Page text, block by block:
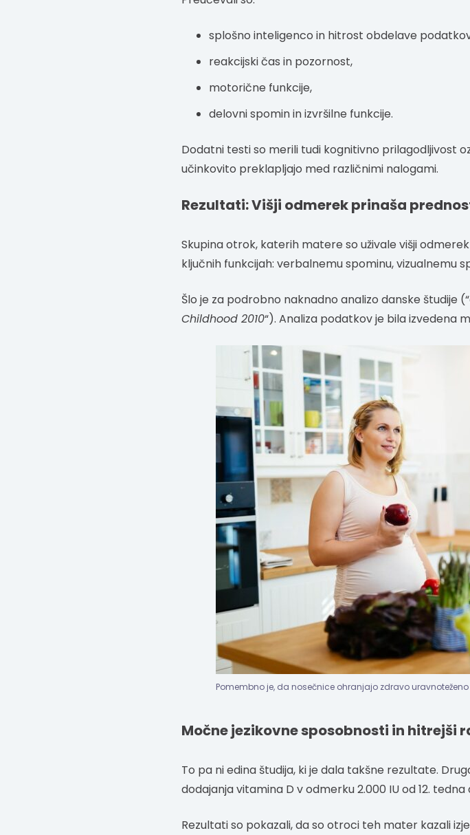
splošno inteligenco in hitrost obdelave
reakcijski čas in pozornost,
motorične funkcije,
delovni spomin in izvršilne funkcije.
Dodatni testi so merili tudi kognitivno prilagodljivost
učinkovito preklapljajo med različnimi nalogami.
Rezultati: Višji odmerek prinaša
Skupina otrok, katerih matere so uživale višji
ključnih funkcijah: verbalnemu spominu, vizualnemu
Šlo je za podrobno naknadno analizo danske študije (“
Childhood 2010“). Analiza podatkov je bila izvedena
Pomembno je, da nosečnice ohranjajo zdravo
Močne jezikovne sposobnosti in hitrejši
To pa ni edina študija, ki je dala takšne rezultate.
dodajanja vitamina D v odmerku 2.000 IU od 12.
Rezultati so pokazali, da so otroci teh mater kazali